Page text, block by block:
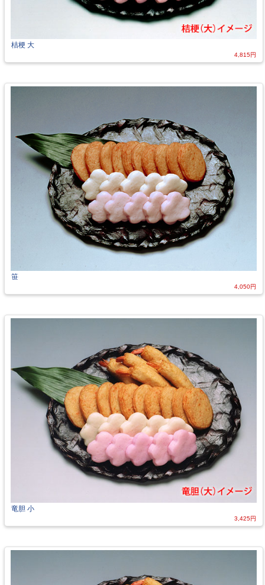
桔梗 大
4,815円
笹
4,050円
竜胆 小
3,425円